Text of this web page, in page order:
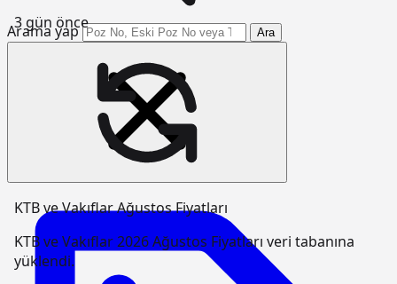
Arama yap Ara
3 gün önce
KTB ve Vakıflar Ağustos Fiyatları
KTB ve Vakıflar 2026 Ağustos Fiyatları veri tabanına
yüklendi.